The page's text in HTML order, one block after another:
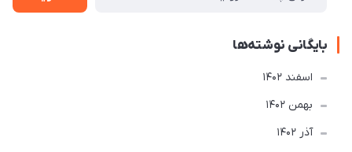
بایگانی نوشته‌ها
اسفند 1402
بهمن 1402
آذر 1402